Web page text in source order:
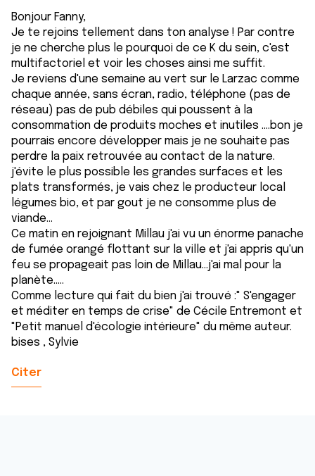
Bonjour Fanny,
Je te rejoins tellement dans ton analyse ! Par contre
je ne cherche plus le pourquoi de ce K du sein, c'est
multifactoriel et voir les choses ainsi me suffit.
Je reviens d'une semaine au vert sur le Larzac comme
chaque année, sans écran, radio, téléphone (pas de
réseau) pas de pub débiles qui poussent à la
consommation de produits moches et inutiles ....bon je
pourrais encore développer mais je ne souhaite pas
perdre la paix retrouvée au contact de la nature.
j'évite le plus possible les grandes surfaces et les
plats transformés, je vais chez le producteur local
légumes bio, et par gout je ne consomme plus de
viande...
Ce matin en rejoignant Millau j'ai vu un énorme panache
de fumée orangé flottant sur la ville et j'ai appris qu'un
feu se propageait pas loin de Millau...j'ai mal pour la
planète.....
Comme lecture qui fait du bien j'ai trouvé :" S'engager
et méditer en temps de crise" de Cécile Entremont et
"Petit manuel d'écologie intérieure" du même auteur.
bises , Sylvie
Citer